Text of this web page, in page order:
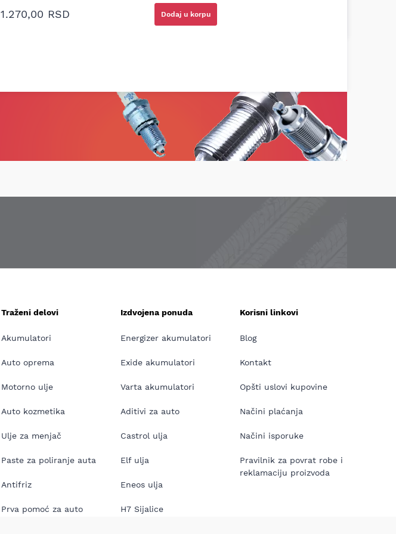
1.270,00 RSD Dodaj u korpu
Traženi delovi
Akumulatori
Auto oprema
Motorno ulje
Auto kozmetika
Ulje za menjač
Paste za poliranje auta
Antifriz
Prva pomoć za auto
Izdvojena ponuda
Energizer akumulatori
Exide akumulatori
Varta akumulatori
Aditivi za auto
Castrol ulja
Elf ulja
Eneos ulja
H7 Sijalice
Korisni linkovi
Blog
Kontakt
Opšti uslovi kupovine
Načini plaćanja
Načini isporuke
Pravilnik za povrat robe i
reklamaciju proizvoda